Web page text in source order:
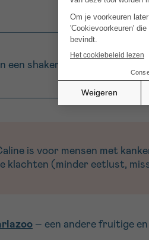
een shaker met enkele
is voor mensen met
klachten (minder eetlust,
– een andere fruitige